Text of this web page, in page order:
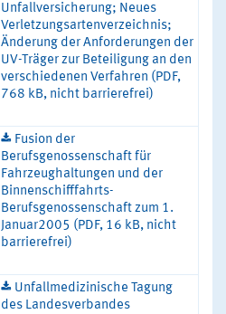
Unfallversicherung; Neues
Verletzungsartenverzeichnis;
Änderung der Anforderungen der
UV-Träger zur Beteiligung an den
verschiedenen Verfahren (PDF,
768 kB, nicht barrierefrei)
Fusion der
Berufsgenossenschaft für
Fahrzeughaltungen und der
Binnenschifffahrts-
Berufsgenossenschaft zum 1.
Januar2005 (PDF, 16 kB, nicht
barrierefrei)
Unfallmedizinische Tagung
des Landesverbandes